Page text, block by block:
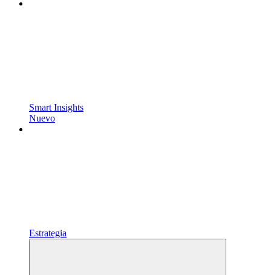
Smart Insights
Nuevo
Estrategia